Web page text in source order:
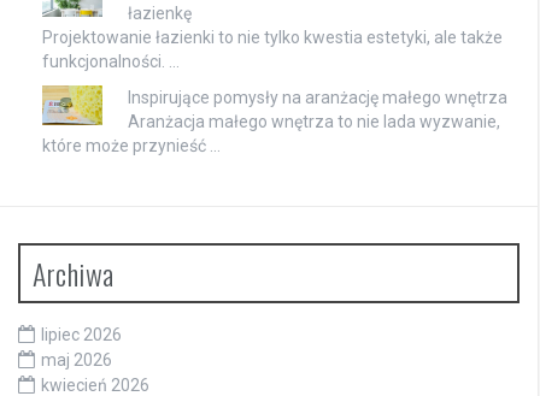
łazienkę
Projektowanie łazienki to nie tylko kwestia estetyki, ale także
funkcjonalności. …
Inspirujące pomysły na aranżację małego wnętrza
Aranżacja małego wnętrza to nie lada wyzwanie,
które może przynieść …
Archiwa
lipiec 2026
maj 2026
kwiecień 2026